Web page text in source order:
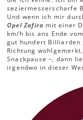
seziermesserscharfe
Und wenn ich mir
Opel Zafira mit einer
km/h bis ans Ende
gut hundert Billiarden
Richtung
Snackpause –, dann
irgendwo in dieser